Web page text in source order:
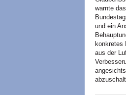
warnte
und ein
konkretes
aus der